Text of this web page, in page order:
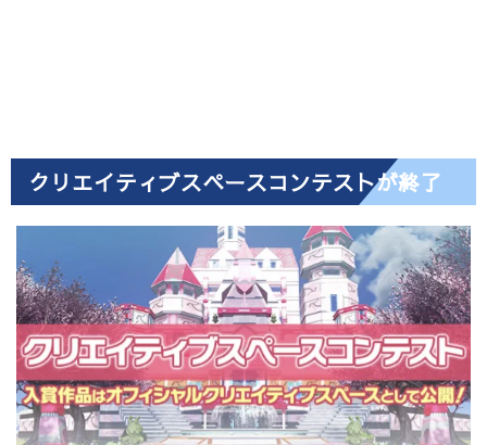
クリエイティブスペースコンテストが終了